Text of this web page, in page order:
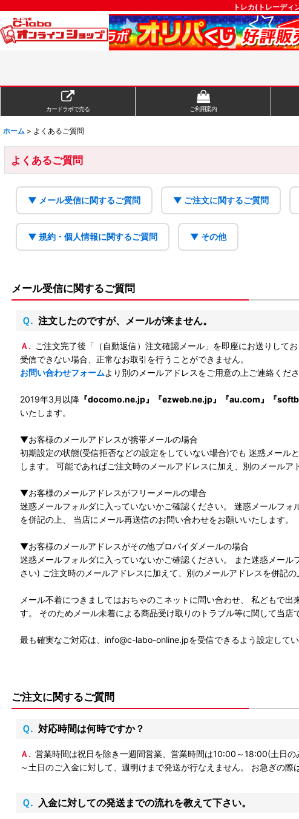
トレカ(トレーディ
カードラボで売る ご利用案内
ホーム > よくあるご質問
よくあるご質問
▼ メール受信に関するご質問 ▼ ご注文に関するご質問
▼ 規約・個人情報に関するご質問 ▼ その他
メール受信に関するご質問
Ｑ.注文したのですが、メールが来ません。
Ａ.ご注文完了後「（自動返信）注文確認メール」を即座にお送りしてお
受信できない場合、正常なお取引を行うことができません。
お問い合わせフォームより別のメールアドレスをご用意の上ご連絡くださ
2019年3月以降 『docomo.ne.jp』『ezweb.ne.jp』『au.com』『
いたします。
▼お客様のメールアドレスが携帯メールの場合
初期設定の状態(受信拒否などの設定をしていない場合)でも 迷惑メー
します。 可能であればご注文時のメールアドレスに加え、別のメール
▼お客様のメールアドレスがフリーメールの場合
迷惑メールフォルダに入っていないかご確認ください。 迷惑メールフ
を併記の上、 当店にメール再送信のお問い合わせをお願いいたします。
▼お客様のメールアドレスがその他プロバイダメールの場合
迷惑メールフォルダに入っていないかご確認ください。 また迷惑メー
さい) ご注文時のメールアドレスに加えて、別のメールアドレスを併記
メール不着につきましてはおちゃのこネットに問い合わせ、 私どもで
す。 そのためメール未着による商品受け取りのトラブル等に関して当店
最も確実なご対応は、info@c-labo-online.jpを受信できるよう設定して
ご注文に関するご質問
Ｑ.対応時間は何時ですか？
Ａ.営業時間は祝日を除き一週間営業、営業時間は10:00～18:00(土日のみ17:00まで)となります。 発送やその他対応も同様ですが、ご入金方法の内、みずほ銀行は土日の確認が出来ませんので 金曜夕方
～土日のご入金に対して、週明けまで発送が行なえません。 お急ぎの際
Ｑ.入金に対しての発送までの流れを教えて下さい。